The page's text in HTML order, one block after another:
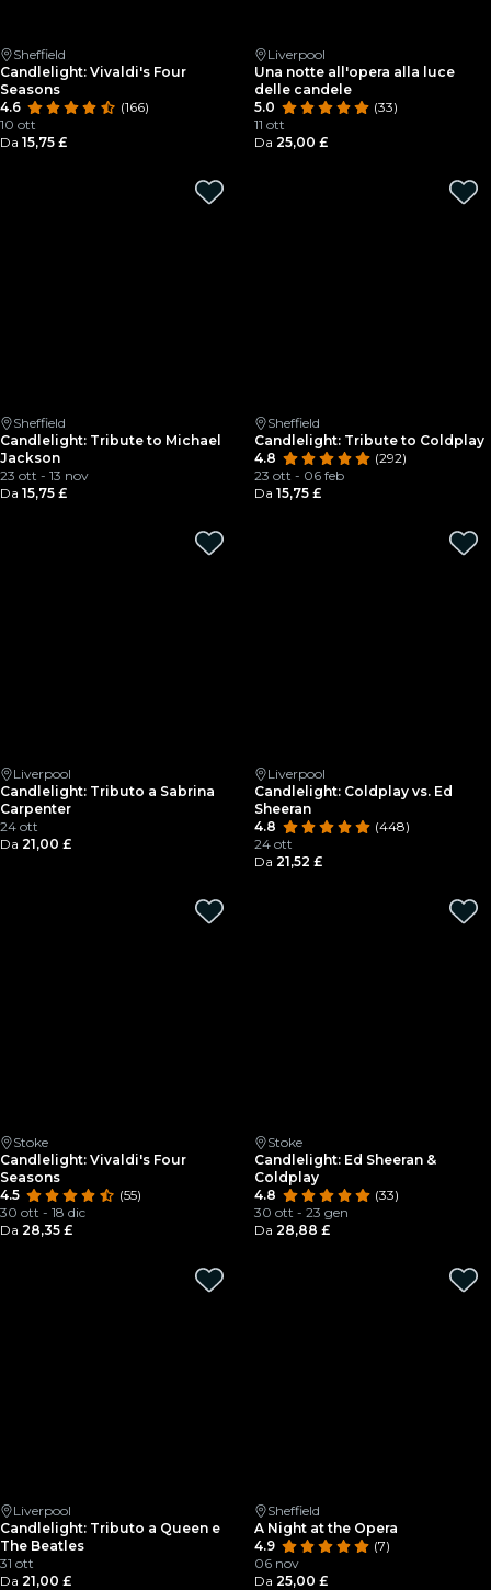
Sheffield
Candlelight: Vivaldi's Four
Seasons
4.6
(166)
10 ott
Da 15,75 £
Liverpool
Una notte all'opera alla luce
delle candele
5.0
(33)
11 ott
Da 25,00 £
Sheffield
Candlelight: Tribute to Michael
Jackson
23 ott - 13 nov
Da 15,75 £
Sheffield
Candlelight: Tribute to Coldplay
4.8
(292)
23 ott - 06 feb
Da 15,75 £
Liverpool
Candlelight: Tributo a Sabrina
Carpenter
24 ott
Da 21,00 £
Liverpool
Candlelight: Coldplay vs. Ed
Sheeran
4.8
(448)
24 ott
Da 21,52 £
Stoke
Candlelight: Vivaldi's Four
Seasons
4.5
(55)
30 ott - 18 dic
Da 28,35 £
Stoke
Candlelight: Ed Sheeran &
Coldplay
4.8
(33)
30 ott - 23 gen
Da 28,88 £
Liverpool
Candlelight: Tributo a Queen e
The Beatles
31 ott
Da 21,00 £
Sheffield
A Night at the Opera
4.9
(7)
06 nov
Da 25,00 £